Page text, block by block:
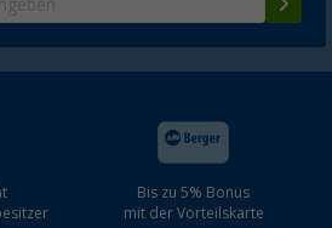
Bis zu 5% Bonus
mit der Vorteilskarte